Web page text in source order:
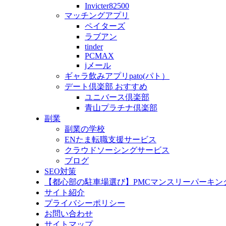
Invicter82500
マッチングアプリ
ペイターズ
ラブアン
tinder
PCMAX
jメール
ギャラ飲みアプリpato(パト）
デート倶楽部 おすすめ
ユニバース倶楽部
青山プラチナ倶楽部
副業
副業の学校
ENたま転職支援サービス
クラウドソーシングサービス
ブログ
SEO対策
【都心部の駐車場選び】PMCマンスリーパーキン
サイト紹介
プライバシーポリシー
お問い合わせ
サイトマップ